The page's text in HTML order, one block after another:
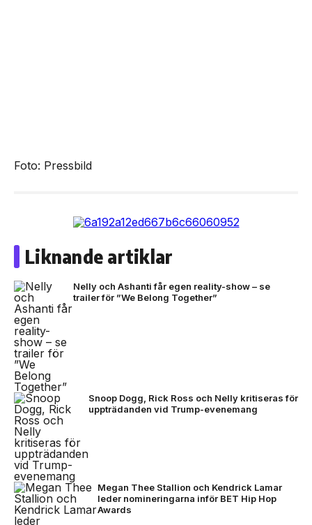
Foto: Pressbild
Liknande artiklar
Nelly och Ashanti får egen reality-show – se
trailer för ”We Belong Together”
Snoop Dogg, Rick Ross och Nelly kritiseras för
uppträdanden vid Trump-evenemang
Megan Thee Stallion och Kendrick Lamar
leder nomineringarna inför BET Hip Hop
Awards